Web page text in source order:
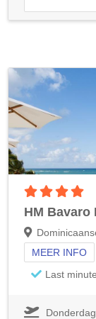
HM Bavaro
MEER INFO
Last minute